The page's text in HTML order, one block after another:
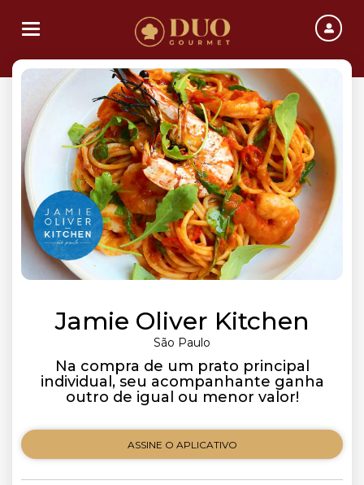
Toggle navigation
Jamie Oliver Kitchen
São Paulo
Na compra de um prato principal
individual, seu acompanhante ganha
outro de igual ou menor valor!
ASSINE O APLICATIVO